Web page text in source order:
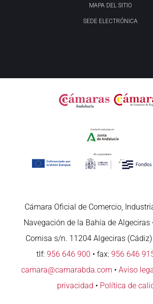
MAPA DEL SITIO
SEDE ELECTRÓNICA
Cámara Oficial de Comercio,
Navegación de la Bahía de Algeciras
Cornisa s/n. 11204 Algeciras
tlf: 956 646 900 • fax: 956 646
camara@camarabda.com • Aviso
privacidad • Política de